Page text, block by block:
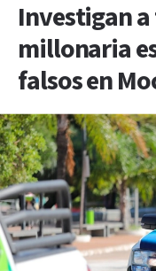
Investigan
millonaria
falsos en